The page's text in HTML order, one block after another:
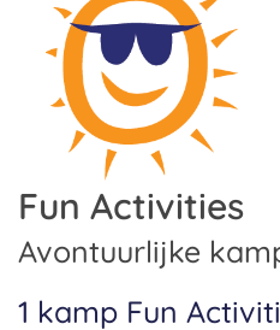
Avonturenkampen
Zeilkampen
Watersportkampen
Game Kampen
Hockeykampen
Voetbalkampen
Kanokampen
BESTEMMINGEN
Nederland
België
Spanje
Zweden
TAALVAKANTIES
Taalreizen van Juvigo
Taalkampen Engels
Taalreizen Engels
SURFKAMPEN
Surfkampen Nederland
Surfkampen Spanje
JONGERENREIZEN
Fun Activities
Avontuurlijke
1 kamp Fun